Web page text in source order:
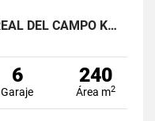
CASA DE 1 NIVEL EN VENTA REAL DEL CAMPO KM 25 CARRETERA A EL SALVADOR
6
Garaje
240
Área m2